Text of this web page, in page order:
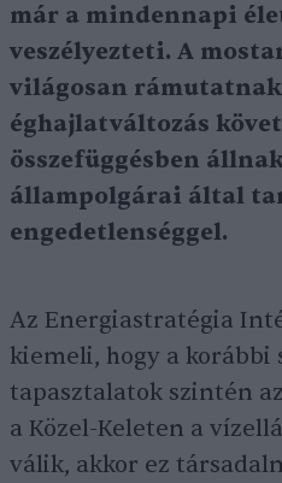
már a mindennapi
veszélyezteti. A
világosan
éghajlatváltozás
összefüggésben
állampolgárai által
engedetlenséggel.
Az Energiastratégia
kiemeli, hogy a korábbi
tapasztalatok szintén
a Közel-Keleten a
válik, akkor ez